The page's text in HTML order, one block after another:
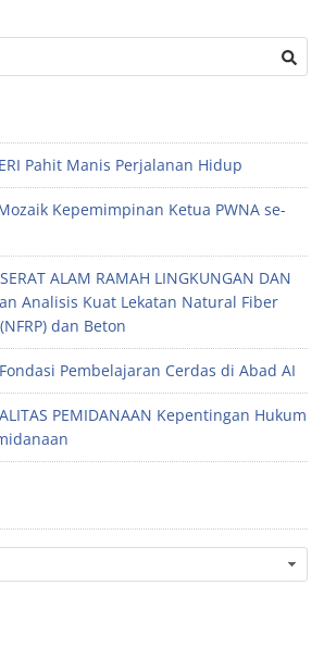
Pahit Manis Perjalanan Hidup
Kepemimpinan Ketua PWNA se-
ALAM RAMAH LINGKUNGAN DAN
Analisis Kuat Lekatan Natural Fiber
dan Beton
Fondasi Pembelajaran Cerdas di Abad AI
PEMIDANAAN Kepentingan Hukum